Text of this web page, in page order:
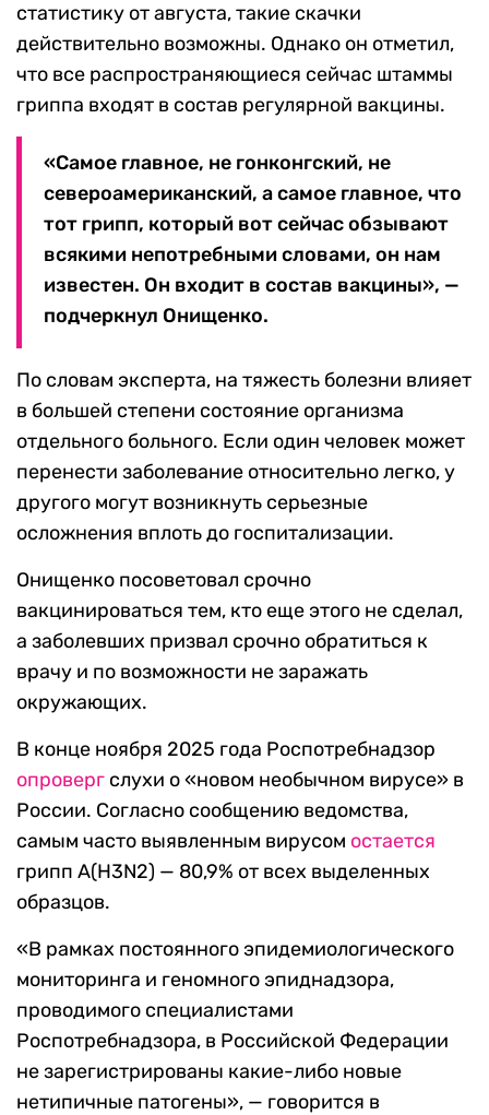
статистику от августа, такие скачки
действительно возможны. Однако он отметил,
что все распространяющиеся сейчас штаммы
гриппа входят в состав регулярной вакцины.
«Самое главное, не гонконгский, не
североамериканский, а самое главное, что
тот грипп, который вот сейчас обзывают
всякими непотребными словами, он нам
известен. Он входит в состав вакцины», —
подчеркнул Онищенко.
По словам эксперта, на тяжесть болезни влияет
в большей степени состояние организма
отдельного больного. Если один человек может
перенести заболевание относительно легко, у
другого могут возникнуть серьезные
осложнения вплоть до госпитализации.
Онищенко посоветовал срочно
вакцинироваться тем, кто еще этого не сделал,
а заболевших призвал срочно обратиться к
врачу и по возможности не заражать
окружающих.
В конце ноября 2025 года Роспотребнадзор
опроверг слухи о «новом необычном вирусе» в
России. Согласно сообщению ведомства,
самым часто выявленным вирусом остается
грипп А(H3N2) — 80,9% от всех выделенных
образцов.
«В рамках постоянного эпидемиологического
мониторинга и геномного эпиднадзора,
проводимого специалистами
Роспотребнадзора, в Российской Федерации
не зарегистрированы какие-либо новые
нетипичные патогены», — говорится в